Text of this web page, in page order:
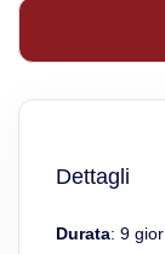
Dettagli
Durata: 9